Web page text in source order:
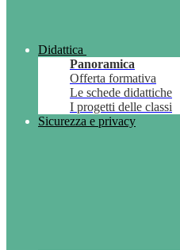
Didattica
Panoramica
Offerta formativa
Le schede didattiche
I progetti delle classi
Sicurezza e privacy